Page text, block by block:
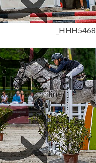
15,00 €
_HHH5468
15,00 €